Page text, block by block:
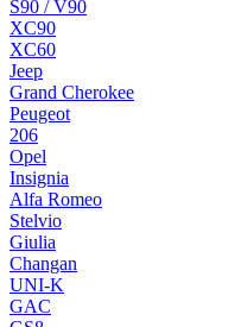
S90 / V90
XC90
XC60
Jeep
Grand Cherokee
Peugeot
206
Opel
Insignia
Alfa Romeo
Stelvio
Giulia
Changan
UNI-K
GAC